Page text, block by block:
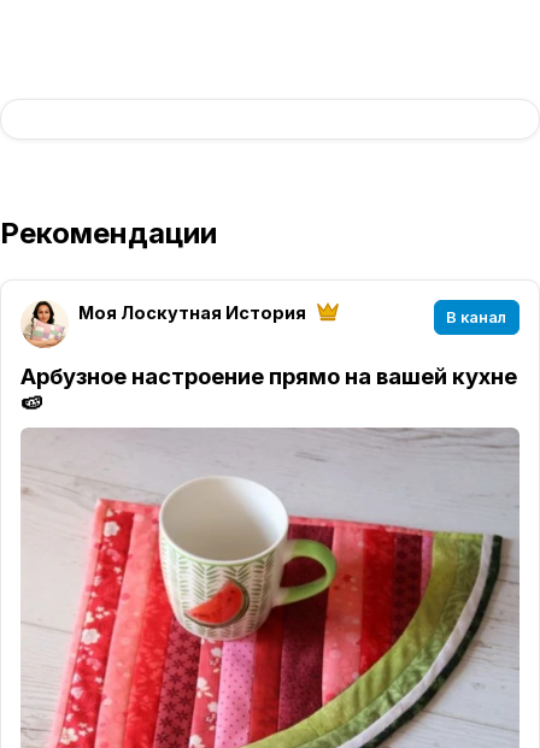
Рекомендации
Моя Лоскутная История В канал
Арбузное настроение прямо на вашей кухне
🍉